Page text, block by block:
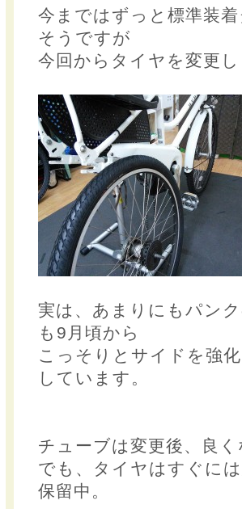
今まではずっと標準装
そうですが
今回からタイヤを変更し
実は、あまりにもパン
も9月頃から
こっそりとサイドを強
しています。
チューブは変更後、良
でも、タイヤはすぐに
保留中。